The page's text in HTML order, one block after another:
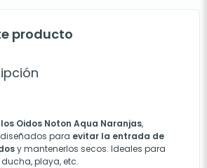
producto
Oidos Noton Aqua Naranjas,
para evitar la entrada de
y mantenerlos secos. Ideales para
playa, etc.